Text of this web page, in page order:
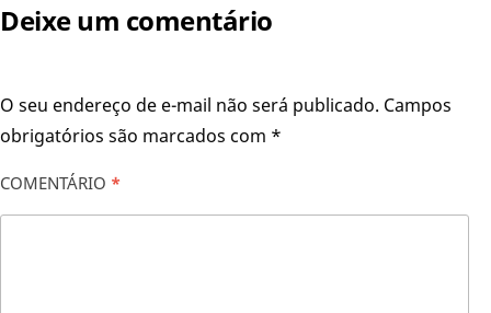
Deixe um comentário
O seu endereço de e-mail não será publicado. Campos
obrigatórios são marcados com *
COMENTÁRIO *